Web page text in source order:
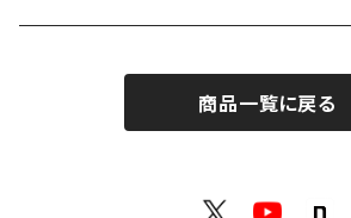
記憶：過去と向き合う
余白：答えを出さない時間
ZINE・同人誌フェア！！（2023年11月）
詩歌フェア！！（2023年10月）
商品一覧に戻る